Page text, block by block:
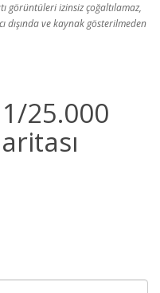
görüntüleri izinsiz çoğaltılamaz,
dışında ve kaynak gösterilmeden
25.000